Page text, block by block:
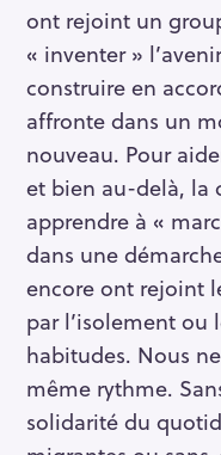
ont rejoint un
« inventer »
construire en
affronte dans un
nouveau. Pour
et bien au-delà, la
apprendre à «
dans une
encore ont rejoint
par l’isolement ou
habitudes. Nous
même rythme.
solidarité du